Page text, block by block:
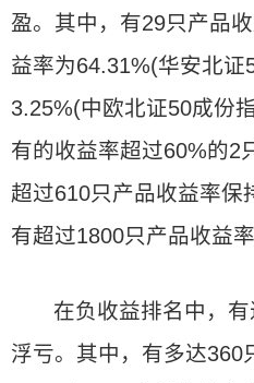
盈。其中，有29只产品
益率为64.31%(华安北
3.25%(中欧北证50成份
有的收益率超过60%的2
超过610只产品收益率保
有超过1800只产品收益
在负收益排名中，
浮亏。其中，有多达360